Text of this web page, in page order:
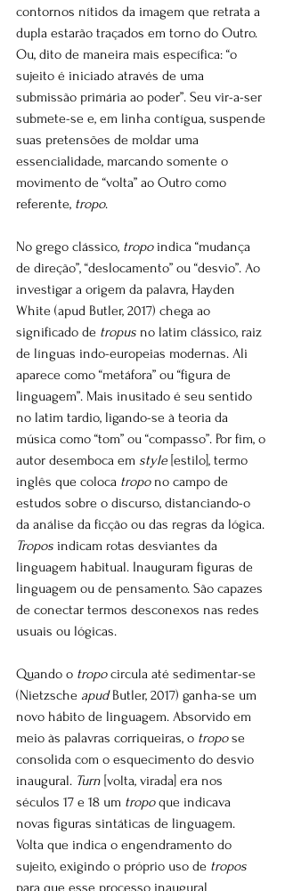
contornos nítidos da imagem que retrata a
dupla estarão traçados em torno do Outro.
Ou, dito de maneira mais específica: “o
sujeito é iniciado através de uma
submissão primária ao poder”. Seu vir-a-ser
submete-se e, em linha contígua, suspende
suas pretensões de moldar uma
essencialidade, marcando somente o
movimento de “volta” ao Outro como
referente, tropo.
No grego clássico, tropo indica “mudança
de direção”, “deslocamento” ou “desvio”. Ao
investigar a origem da palavra, Hayden
White (apud Butler, 2017) chega ao
significado de tropus no latim clássico, raiz
de línguas indo-europeias modernas. Ali
aparece como “metáfora” ou “figura de
linguagem”. Mais inusitado é seu sentido
no latim tardio, ligando-se à teoria da
música como “tom” ou “compasso”. Por fim, o
autor desemboca em style [estilo], termo
inglês que coloca tropo no campo de
estudos sobre o discurso, distanciando-o
da análise da ficção ou das regras da lógica.
Tropos indicam rotas desviantes da
linguagem habitual. Inauguram figuras de
linguagem ou de pensamento. São capazes
de conectar termos desconexos nas redes
usuais ou lógicas.
Quando o tropo circula até sedimentar-se
(Nietzsche apud Butler, 2017) ganha-se um
novo hábito de linguagem. Absorvido em
meio às palavras corriqueiras, o tropo se
consolida com o esquecimento do desvio
inaugural. Turn [volta, virada] era nos
séculos 17 e 18 um tropo que indicava
novas figuras sintáticas de linguagem.
Volta que indica o engendramento do
sujeito, exigindo o próprio uso de tropos
para que esse processo inaugural